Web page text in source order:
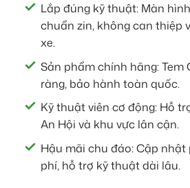
Lắp đúng kỹ thuật: Màn
chuẩn zin, không can thiệp
xe.
Sản phẩm chính hãng: Tem
ràng, bảo hành toàn quốc.
Kỹ thuật viên cơ động: Hỗ
An Hội và khu vực lân cận.
Hậu mãi chu đáo: Cập
phí, hỗ trợ kỹ thuật dài lâu.